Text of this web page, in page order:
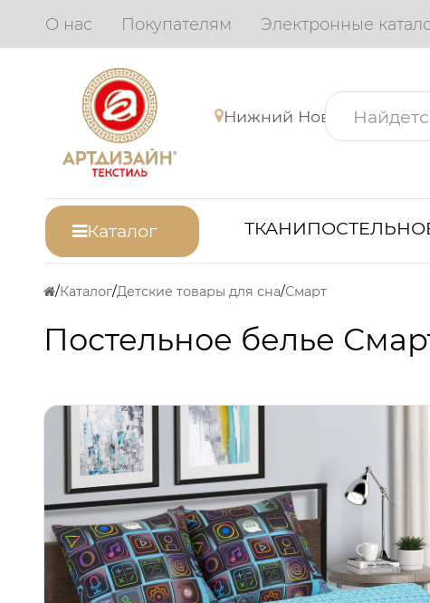
О нас Покупателям Электронные
Нижний Новгород
Каталог ТКАНИ
Каталог Детские товары для сна Смарт
Постельное белье